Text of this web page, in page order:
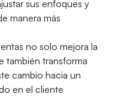
sus enfoques y
manera más
no solo mejora la
también transforma
cambio hacia un
en el cliente